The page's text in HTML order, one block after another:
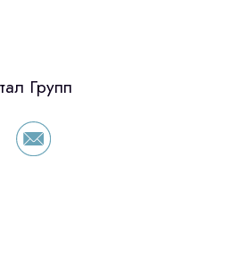
лизинг?
подберем выгодные
оборудования,
контакты чтобы мы
по условиям